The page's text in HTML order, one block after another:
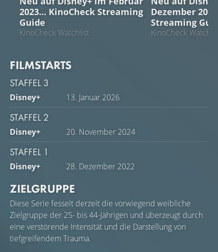
2023... KinoCheck Streaming
Guide
KinoCheck Watchlist
Dezember
Streaming
KinoCheck
FILMSTARTS
STAFFEL 3
Disney+ 13. Januar 2026
STAFFEL 2
Disney+ 20. November 2024
STAFFEL 1
Disney+ 28. Dezember 2022
ZIELGRUPPE
Diese Serie fesselt derzeit die vorwiegend weibliche
Zielgruppe der 25- bis 44-Jährigen und überzeugt durch
eine verstörende Intensität und die Darstellung von
tiefgreifendem Trauma.